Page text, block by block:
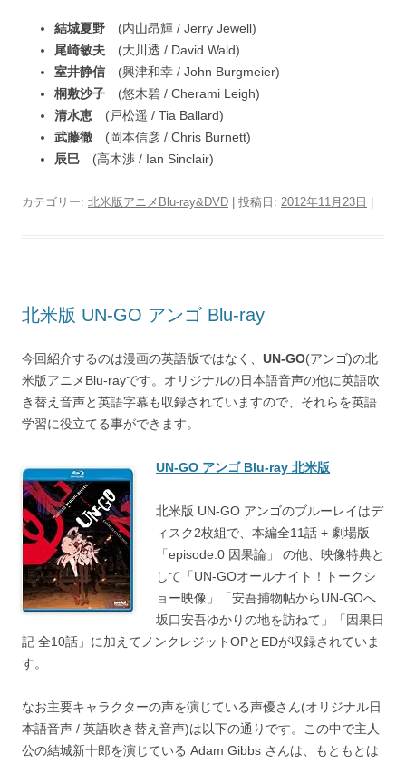
結城夏野 (内山昂輝 / Jerry Jewell)
尾崎敏夫 (大川透 / David Wald)
室井静信 (興津和幸 / John Burgmeier)
桐敷沙子 (悠木碧 / Cherami Leigh)
清水恵 (戸松遥 / Tia Ballard)
武藤徹 (岡本信彦 / Chris Burnett)
辰巳 (高木渉 / Ian Sinclair)
カテゴリー: 北米版アニメBlu-ray&DVD | 投稿日: 2012年11月23日
北米版 UN-GO アンゴ Blu-ray
今回紹介するのは漫画の英語版ではなく、 UN-GO(アンゴ)の北
米版アニメBlu-rayです。オリジナルの日本語音声の他に英語吹
き替え音声と英語字幕も収録されていますので、それらを英語
学習に役立てる事ができます。
UN-GO アンゴ Blu-ray 北米版
北米版 UN-GO アンゴのブルーレイはデ
ィスク2枚組で、本編全11話 + 劇場版
「episode:0 因果論」 の他、映像特典と
して「UN-GOオールナイト！トークシ
ョー映像」「安吾捕物帖からUN-GOへ
坂口安吾ゆかりの地を訪ねて」「因果日
記 全10話」に加えてノンクレジットOPとEDが収録されていま
す。
なお主要キャラクターの声を演じている声優さん(オリジナル日
本語音声 / 英語吹き替え音声)は以下の通りです。この中で主人
公の結城新十郎を演じている Adam Gibbs さんは、もともとは